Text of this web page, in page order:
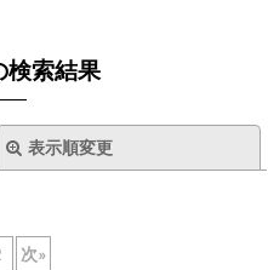
検索結果
表示順変更
次»